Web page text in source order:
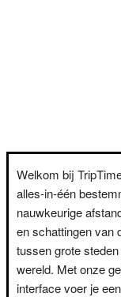
Welkom bij
alles-in-één
nauwkeurige
en schattingen van
tussen grote
wereld. Met onze
interface voer je